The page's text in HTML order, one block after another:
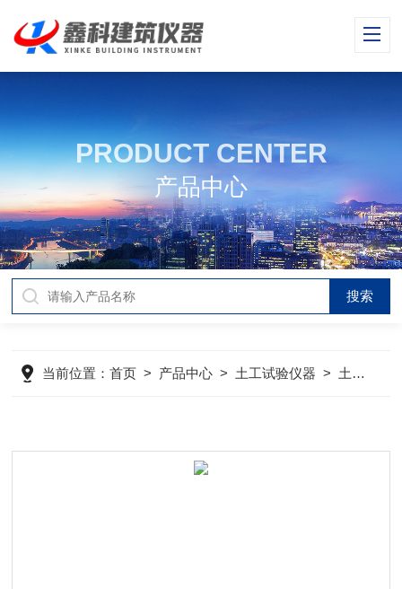
PRODUCT CENTER
产品中心
当前位置：首页 > 产品中心 > 土工试验仪器 > 土工试验仪器产品